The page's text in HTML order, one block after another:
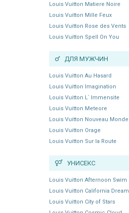
Louis Vuitton Matiere Noire
Louis Vuitton Mille Feux
Louis Vuitton Rose des Vents
Louis Vuitton Spell On You
ДЛЯ МУЖЧИН
Louis Vuitton Au Hasard
Louis Vuitton Imagination
Louis Vuitton L` Immensite
Louis Vuitton Meteore
Louis Vuitton Nouveau Monde
Louis Vuitton Orage
Louis Vuitton Sur la Route
УНИСЕКС
Louis Vuitton Afternoon Swim
Louis Vuitton California Dream
Louis Vuitton City of Stars